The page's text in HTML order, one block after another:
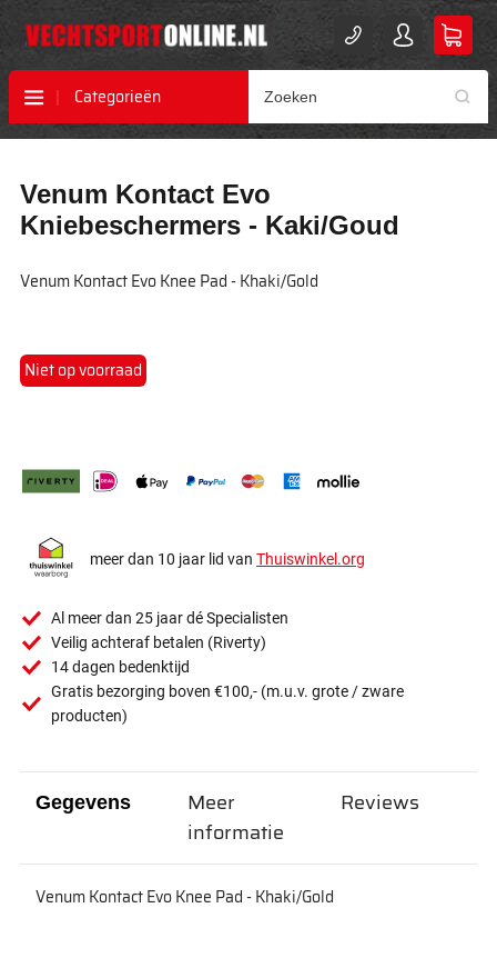
Categorieën
naar
het
einde
de
naar
het
begin
de
Venum Kontact Evo
Kniebeschermers - Kaki/Goud
Venum Kontact Evo Knee Pad - Khaki/Gold
Niet op voorraad
meer dan 10 jaar lid van Thuiswinkel.org
Al meer dan 25 jaar dé Specialisten
Veilig achteraf betalen (Riverty)
14 dagen bedenktijd
Gratis bezorging boven €100,- (m.u.v. grote / zware
producten)
Gegevens
Venum Kontact Evo Knee Pad - Khaki/Gold
Meer
informatie
Reviews